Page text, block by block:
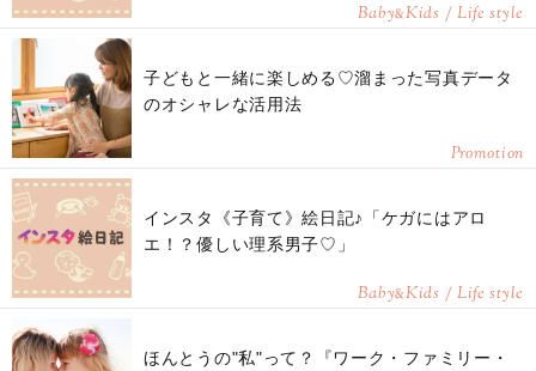
Baby&Kids / Life style
子どもと一緒に楽しめる♡溜まった写真データ
のオシャレな活用法
Promotion
インスタ《子育て》絵日記♪「ケガにはアロ
エ！？優しい理系男子♡」
Baby&Kids / Life style
ほんとうの"私"って？『ワーク・ファミリー・